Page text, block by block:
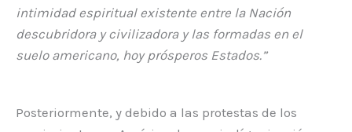
intimidad espiritual existente entre la Nación
descubridora y civilizadora y las formadas en el
suelo americano, hoy prósperos Estados.”
Posteriormente, y debido a las protestas de los